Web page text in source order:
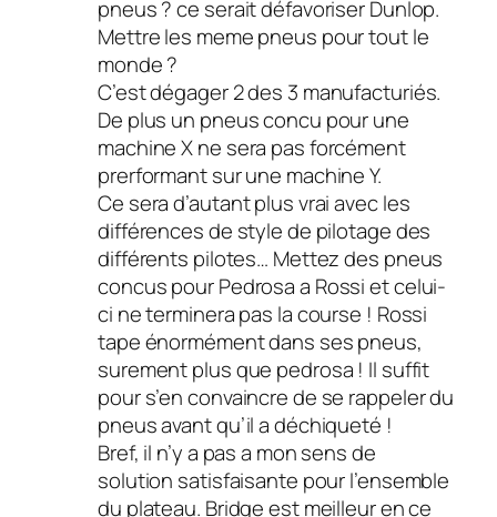
pneus ? ce serait défavoriser Dunlop.
Mettre les meme pneus pour tout le
monde ?
C’est dégager 2 des 3 manufacturiés.
De plus un pneus concu pour une
machine X ne sera pas forcément
prerformant sur une machine Y.
Ce sera d’autant plus vrai avec les
différences de style de pilotage des
différents pilotes… Mettez des pneus
concus pour Pedrosa a Rossi et celui-
ci ne terminera pas la course ! Rossi
tape énormément dans ses pneus,
surement plus que pedrosa ! Il suffit
pour s’en convaincre de se rappeler du
pneus avant qu’il a déchiqueté !
Bref, il n’y a pas a mon sens de
solution satisfaisante pour l’ensemble
du plateau. Bridge est meilleur en ce